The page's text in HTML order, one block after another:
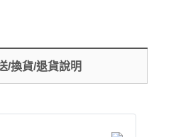
/換貨/退貨說明